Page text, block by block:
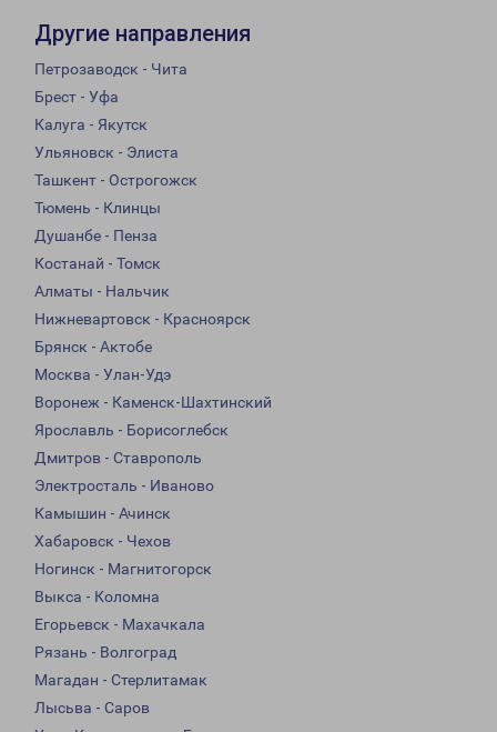
Другие направления
Петрозаводск - Чита
Брест - Уфа
Калуга - Якутск
Ульяновск - Элиста
Ташкент - Острогожск
Тюмень - Клинцы
Душанбе - Пенза
Костанай - Томск
Алматы - Нальчик
Нижневартовск - Красноярск
Брянск - Актобе
Москва - Улан-Удэ
Воронеж - Каменск-Шахтинский
Ярославль - Борисоглебск
Дмитров - Ставрополь
Электросталь - Иваново
Камышин - Ачинск
Хабаровск - Чехов
Ногинск - Магнитогорск
Выкса - Коломна
Егорьевск - Махачкала
Рязань - Волгоград
Магадан - Стерлитамак
Лысьва - Саров